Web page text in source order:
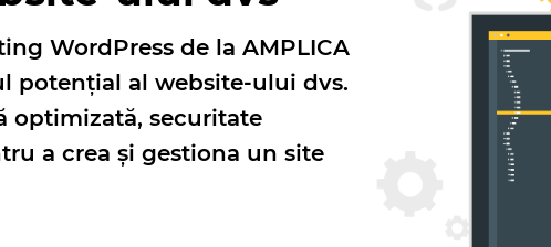
WordPress de la AMPLICA
potențial al website-ului dvs.
optimizată, securitate
a crea și gestiona un site